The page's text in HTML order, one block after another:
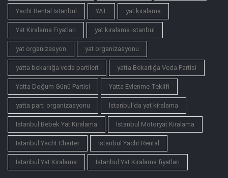
Yacht Rental İstanbul YAT yat kiralama
Yat Kiralama Fiyatları yat kiralama istanbul
yat organizasyon yat organizasyonu
yatta bekarlığa veda partileri yatta Bekarlığa Veda Partisi
Yatta Doğum Günü Partisi Yatta Evlenme Teklifi
yatta parti organizasyonu İstanbul'da yat kiralama
İstanbul Bebek Yat Kiralama İstanbul Motoryat Kiralama
İstanbul Yacht Charter İstanbul Yacht Rental
İstanbul Yat Kiralama İstanbul Yat Kiralama fiyatları